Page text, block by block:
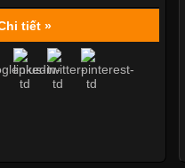
tiết »